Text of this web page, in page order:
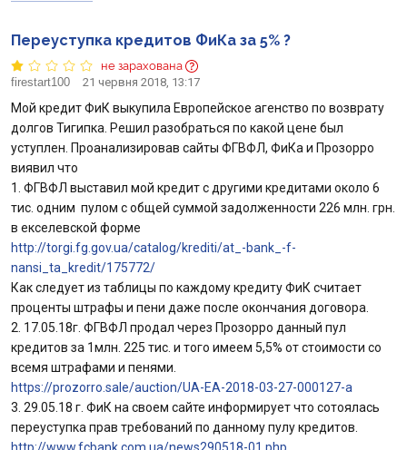
Переуступка кредитов ФиКа за 5% ?
не зарахована
firestart100
21 червня 2018, 13:17
Мой кредит ФиК выкупила Европейское агенство по возврату
долгов Тигипка. Решил разобраться по какой цене был
уступлен. Проанализировав сайты ФГВФЛ, ФиКа и Прозорро
виявил что
1. ФГВФЛ выставил мой кредит с другими кредитами около 6
тис. одним пулом с общей суммой задолженности 226 млн. грн.
в екселевской форме
http://torgi.fg.gov.ua/catalog/krediti/at_-bank_-f-
nansi_ta_kredit/175772/
Как следует из таблицы по каждому кредиту ФиК считает
проценты штрафы и пени даже после окончания договора.
2. 17.05.18г. ФГВФЛ продал через Прозорро данный пул
кредитов за 1млн. 225 тис. и того имеем 5,5% от стоимости со
всемя штрафами и пенями.
https://prozorro.sale/auction/UA-EA-2018-03-27-000127-a
3. 29.05.18 г. ФиК на своем сайте информирует что сотоялась
переуступка прав требований по данному пулу кредитов.